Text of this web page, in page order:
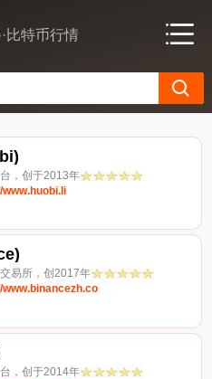
比特币行情
，创于2013年
易所，创2017年
，创于2014年